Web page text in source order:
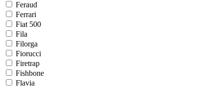
Feraud
Ferrari
Fiat 500
Fila
Filorga
Fiorucci
Firetrap
Fishbone
Flavia